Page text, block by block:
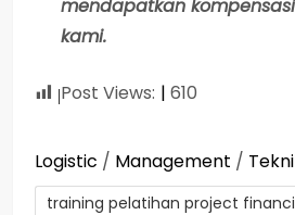
mendapatkan
kami.
Post Views: 610
Logistic / Management /
training pelatihan project